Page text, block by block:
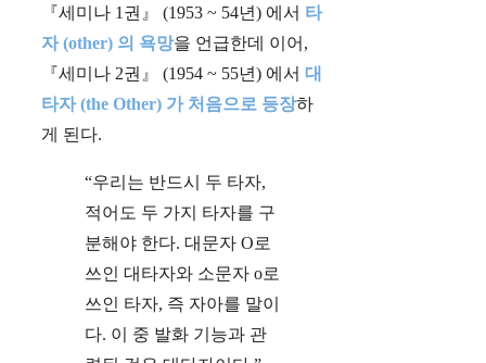
『세미나 1권』 (1953 ~ 54년) 에서 타
자 (other) 의 욕망을 언급한데 이어,
『세미나 2권』 (1954 ~ 55년) 에서 대
타자 (the Other) 가 처음으로 등장하
게 된다.
“우리는 반드시 두 타자,
적어도 두 가지 타자를 구
분해야 한다. 대문자 O로
쓰인 대타자와 소문자 o로
쓰인 타자, 즉 자아를 말이
다. 이 중 발화 기능과 관